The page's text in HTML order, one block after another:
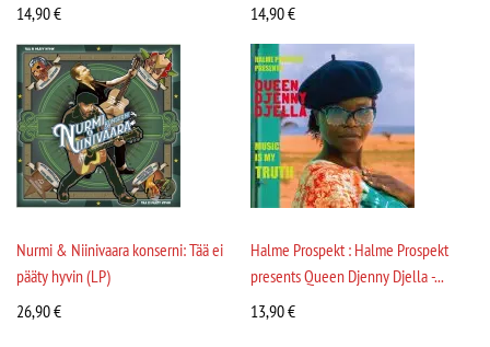
14,90€
14,90€
Nurmi & Niinivaara konserni: Tää ei
pääty hyvin (LP)
26,90€
Halme Prospekt : Halme Prospekt
presents Queen Djenny Djella -...
13,90€